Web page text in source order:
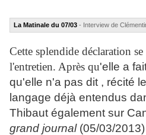
La Matinale du 07/03 - Interview de
Cette splendide déclaration
l'entretien. Après qu'elle a
qu'elle n'a pas dit , récité
langage déjà entendus
Thibaut également sur
grand journal(05/03/